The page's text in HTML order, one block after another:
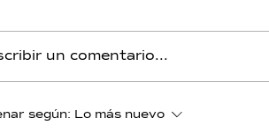
- Día 13 - Integracion
un comentario...
según: Lo más nuevo